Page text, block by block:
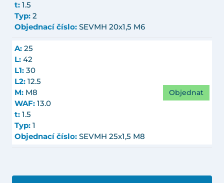
t: 1.5
Typ: 2
Objednací číslo: SEVMH 20x1,5 M6
A: 25
L: 42
L1: 30
L2: 12.5
M: M8
WAF: 13.0
t: 1.5
Typ: 1
Objednací číslo: SEVMH 25x1,5 M8
Objednat